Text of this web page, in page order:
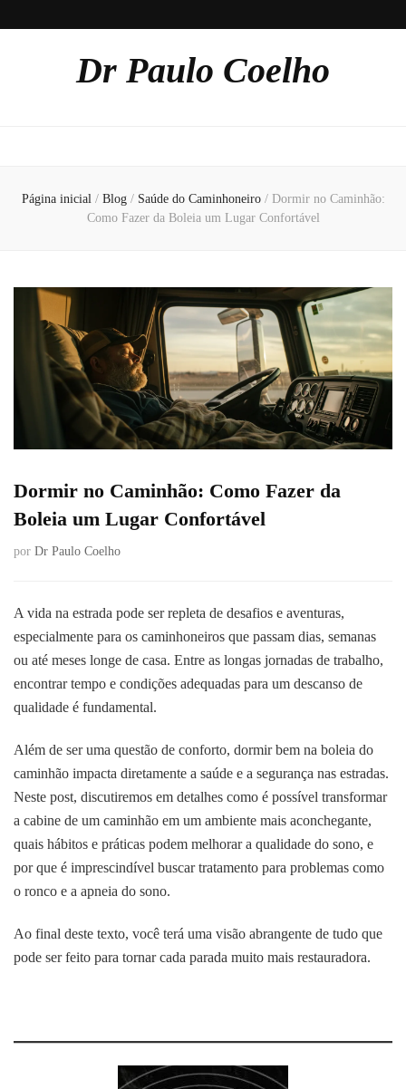
Dr Paulo Coelho
Página inicial / Blog / Saúde do Caminhoneiro / Dormir no Caminhão:
Como Fazer da Boleia um Lugar Confortável
Dormir no Caminhão: Como Fazer da
Boleia um Lugar Confortável
por Dr Paulo Coelho
A vida na estrada pode ser repleta de desafios e aventuras,
especialmente para os caminhoneiros que passam dias, semanas
ou até meses longe de casa. Entre as longas jornadas de trabalho,
encontrar tempo e condições adequadas para um descanso de
qualidade é fundamental.
Além de ser uma questão de conforto, dormir bem na boleia do
caminhão impacta diretamente a saúde e a segurança nas estradas.
Neste post, discutiremos em detalhes como é possível transformar
a cabine de um caminhão em um ambiente mais aconchegante,
quais hábitos e práticas podem melhorar a qualidade do sono, e
por que é imprescindível buscar tratamento para problemas como
o ronco e a apneia do sono.
Ao final deste texto, você terá uma visão abrangente de tudo que
pode ser feito para tornar cada parada muito mais restauradora.